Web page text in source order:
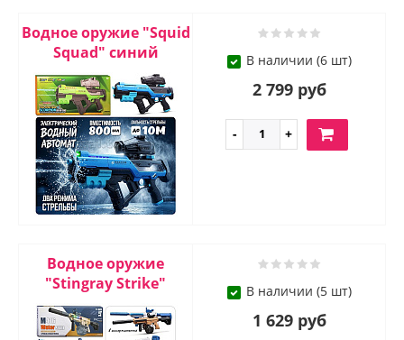
Водное оружие "Squid
Squad" синий
В наличии (6 шт)
2 799 руб
Водное оружие
"Stingray Strike"
В наличии (5 шт)
1 629 руб